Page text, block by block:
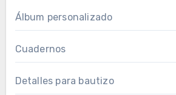
Álbum personalizado
Cuadernos
Detalles para bautizo